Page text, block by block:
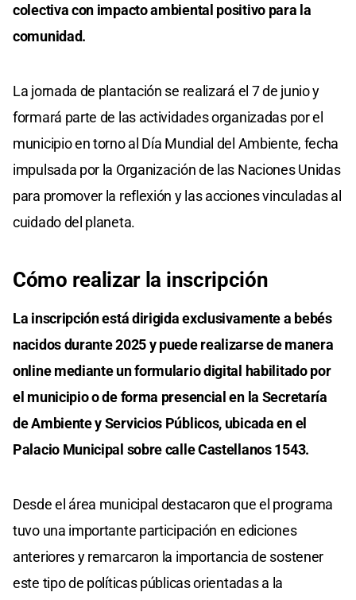
colectiva con impacto ambiental positivo para la
comunidad.
La jornada de plantación se realizará el 7 de junio y
formará parte de las actividades organizadas por el
municipio en torno al Día Mundial del Ambiente, fecha
impulsada por la Organización de las Naciones Unidas
para promover la reflexión y las acciones vinculadas al
cuidado del planeta.
Cómo realizar la inscripción
La inscripción está dirigida exclusivamente a bebés
nacidos durante 2025 y puede realizarse de manera
online mediante un formulario digital habilitado por
el municipio o de forma presencial en la Secretaría
de Ambiente y Servicios Públicos, ubicada en el
Palacio Municipal sobre calle Castellanos 1543.
Desde el área municipal destacaron que el programa
tuvo una importante participación en ediciones
anteriores y remarcaron la importancia de sostener
este tipo de políticas públicas orientadas a la